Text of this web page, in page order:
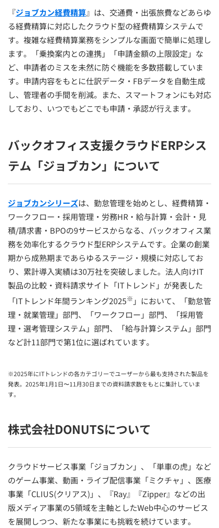
『ジョブカン経費精算』は、交通費・出張旅費などあらゆ
る経費精算に対応したクラウド型の経費精算システムで
す。複雑な経費精算業務をシンプルな画面で簡単に処理し
ます。「乗換案内との連携」「申請金額の上限設定」な
ど、申請者のミスを未然に防ぐ機能を多数搭載していま
す。申請内容をもとに仕訳データ・FBデータを自動生成
し、管理者の手間を削減。また、スマートフォンにも対応
しており、いつでもどこでも申請・承認が行えます。
バックオフィス支援クラウドERPシス
テム「ジョブカン」について
ジョブカンシリーズは、勤怠管理を始めとし、経費精算・
ワークフロー・採用管理・労務HR・給与計算・会計・見
積/請求書・BPOの9サービスからなる、バックオフィス業
務を効率化するクラウド型ERPシステムです。企業の創業
期から成熟期まであらゆるステージ・規模に対応してお
り、累計導入実績は30万社を突破しました。法人向けIT
製品の比較・資料請求サイト「ITトレンド」が発表した
「ITトレンド年間ランキング2025※ 」において、「勤怠管
理・就業管理」部門、「ワークフロー」部門、「採用管
理・選考管理システム」部門、「給与計算システム」部門
など計11部門で第1位に選ばれています。
※2025年にITトレンドの各カテゴリーでユーザーから最も支持された製品を
発表。2025年1月1日〜11月30日までの資料請求数をもとに集計していま
す。
株式会社DONUTSについて
クラウドサービス事業「ジョブカン」、「単車の虎」など
のゲーム事業、動画・ライブ配信事業「ミクチャ」、医療
事業「CLIUS(クリアス)」、『Ray』『Zipper』などの出
版メディア事業の5領域を主軸としたWeb中心のサービス
を展開しつつ、新たな事業にも挑戦を続けています。